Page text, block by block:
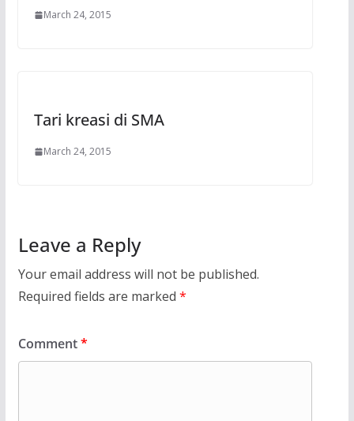
March 24, 2015
Tari kreasi di SMA
March 24, 2015
Leave a Reply
Your email address will not be published.
Required fields are marked *
Comment*